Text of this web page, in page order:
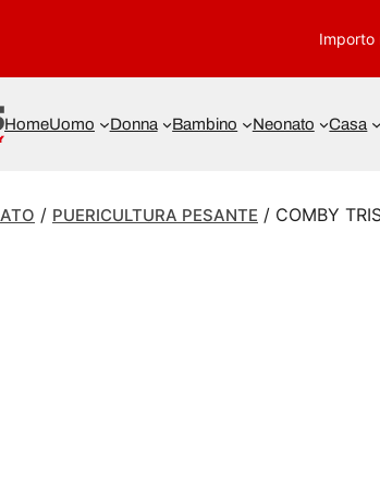
Importo
HomeUomo Donna Bambino Neonato Casa
/ PUERICULTURA PESANTE / COMBY